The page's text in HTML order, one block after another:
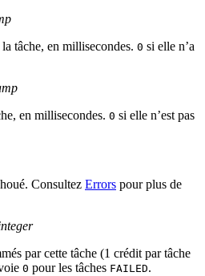
tâche, en millisecondes. 0 si elle n’a
en millisecondes. 0 si elle n’est pas
Consultez Errors pour plus de
par cette tâche (1 crédit par tâche
0 pour les tâches FAILED.